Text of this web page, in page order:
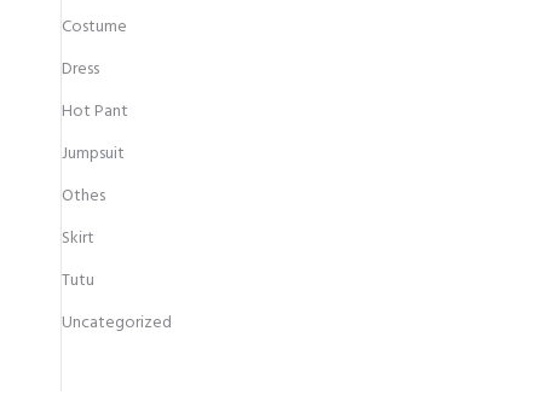
Costume
Dress
Hot Pant
Jumpsuit
Othes
Skirt
Tutu
Uncategorized